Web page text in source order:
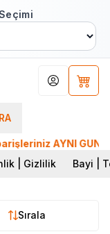
Hesabım
AYNI GÜN
| Gizlilik Bayi |
Sırala